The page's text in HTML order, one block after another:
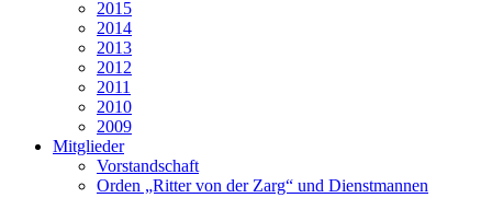
2015
2014
2013
2012
2011
2010
2009
Mitglieder
Vorstandschaft
Orden „Ritter von der Zarg“ und Dienstmannen